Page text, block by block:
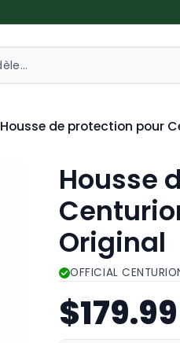
Housse de protection pour
Housse
Original
OFFICIAL